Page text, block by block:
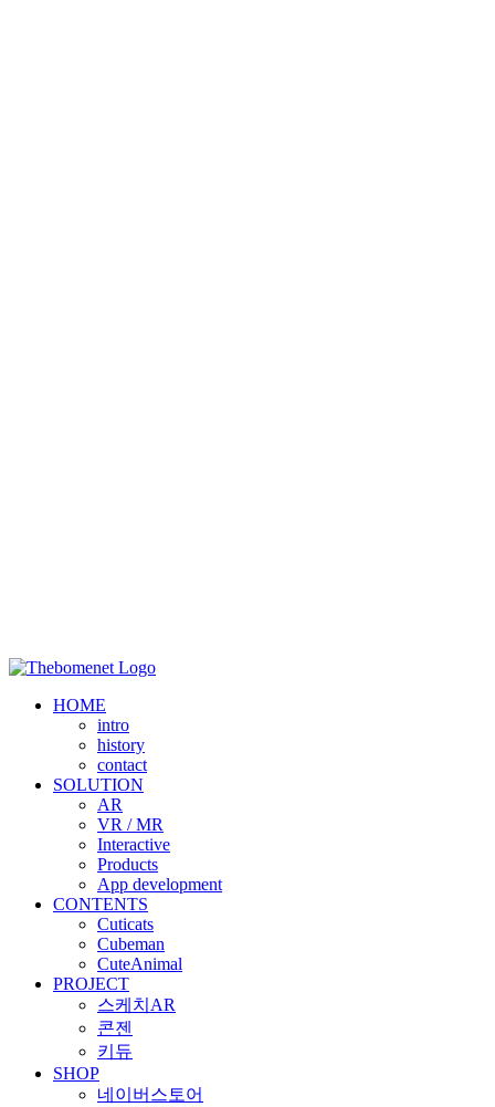
HOME
intro
history
contact
SOLUTION
AR
VR / MR
Interactive
Products
App development
CONTENTS
Cuticats
Cubeman
CuteAnimal
PROJECT
스케치AR
콘젠
키듀
SHOP
네이버스토어